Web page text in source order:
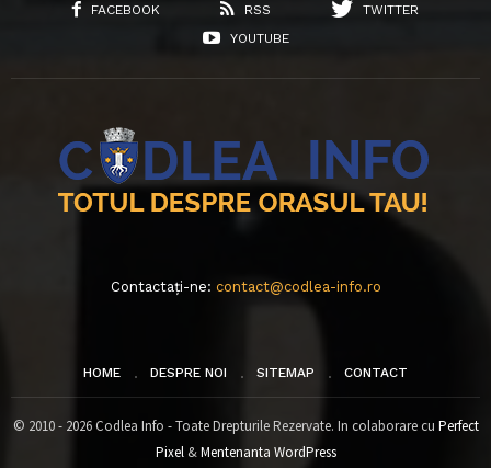
FACEBOOK RSS
TWITTER
YOUTUBE
Contactați-ne: contact@codlea-info.ro
HOME DESPRE NOI SITEMAP CONTACT
© 2010 - 2026 Codlea Info - Toate Drepturile Rezervate. In colaborare cu Perfect
Pixel&Mentenanta WordPress